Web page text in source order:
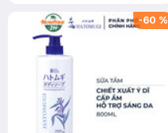
(SL có hạn)
-60 %